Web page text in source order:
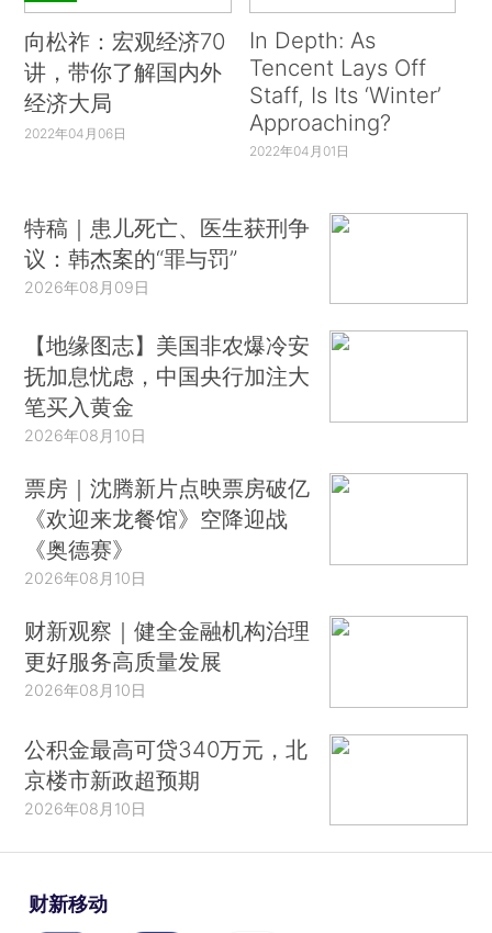
向松祚：宏观经济70
讲，带你了解国内外
经济大局
2022年04月06日
In Depth: As
Tencent Lays Off
Staff, Is Its ‘Winter’
Approaching?
2022年04月01日
特稿｜患儿死亡、医生获刑争
议：韩杰案的“罪与罚”
2026年08月09日
【地缘图志】美国非农爆冷安
抚加息忧虑，中国央行加注大
笔买入黄金
2026年08月10日
票房｜沈腾新片点映票房破亿
《欢迎来龙餐馆》空降迎战
《奥德赛》
2026年08月10日
财新观察｜健全金融机构治理
更好服务高质量发展
2026年08月10日
公积金最高可贷340万元，北
京楼市新政超预期
2026年08月10日
财新移动